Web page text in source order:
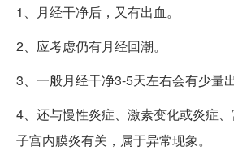
1、月经干净后，又有出血。
2、应考虑仍有月经回潮。
3、一般月经干净3-5天左右会有少量出
4、还与慢性炎症、激素变化或炎症
子宫内膜炎有关，属于异常现象。